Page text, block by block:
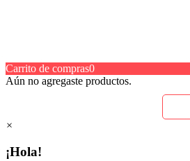
Carrito de compras0
Aún no agregaste productos.
×
¡Hola!